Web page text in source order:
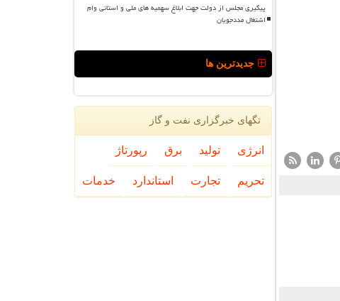
پیگیری مجلس از دولت جهت ابلاغ سهمیه های ملی و استانی وام
اشتغال مددجویان
جدیدترین ها
تگهای خبرگزاری نفت و گاز
انرژی تولید برق رپورتاژ
تحریم تجارت استاندارد خدمات